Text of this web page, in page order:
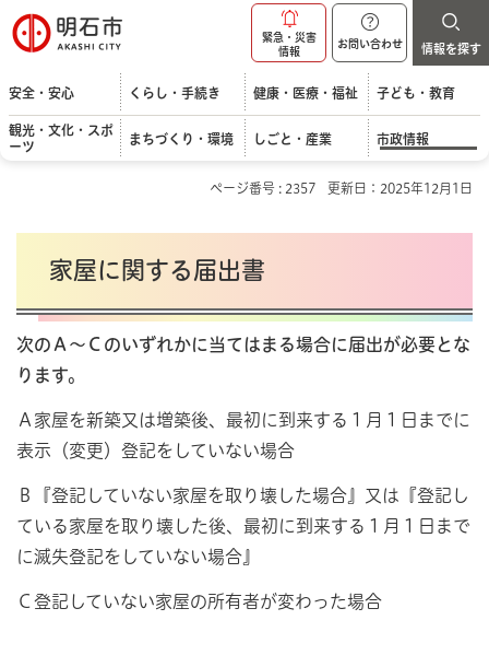
明石市
緊急・災害
情報
お問い合わせ 情報を探す
安全・安心 くらし・手続き 健康・医療・福祉 子ども・教育
観光・文化・スポ
ーツ
まちづくり・環境 しごと・産業 市政情報
ページ番号 : 2357 更新日：2025年12月1日
家屋に関する届出書
次のＡ～Ｃのいずれかに当てはまる場合に届出が必要とな
ります。
Ａ家屋を新築又は増築後、最初に到来する１月１日までに
表示（変更）登記をしていない場合
Ｂ『登記していない家屋を取り壊した場合』又は『登記し
ている家屋を取り壊した後、最初に到来する１月１日まで
に滅失登記をしていない場合』
Ｃ登記していない家屋の所有者が変わった場合